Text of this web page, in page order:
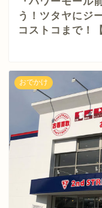
う！ツタヤにジ
コストコまで！
おでかけ